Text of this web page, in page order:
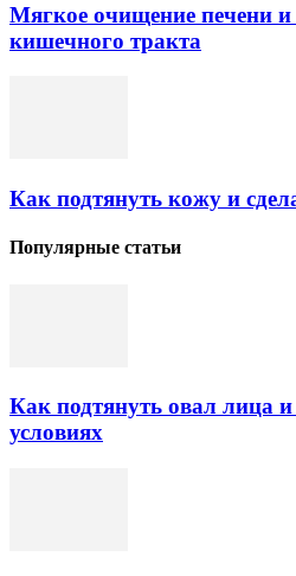
Мягкое очищение печени
кишечного тракта
Как подтянуть кожу и
Популярные статьи
Как подтянуть овал лица
условиях